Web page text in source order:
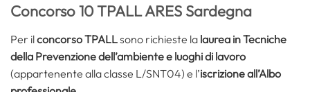
Concorso 10 TPALL ARES Sardegna
Per ilconcorso TPALLsono richieste la laurea in Tecniche
della Prevenzione dell’ambiente e luoghi di lavoro
(appartenente alla classe L/SNT04) e l’iscrizione all’Albo